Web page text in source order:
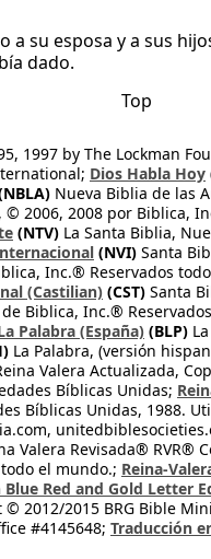
su esposa y a sus
dado.
Top
1997 by The Lockman
Dios Habla Hoy
Nueva Biblia de las
© 2006, 2008 por Biblica,
(NTV) La Santa Biblia,
(NVI) Santa
Inc.® Reservados
(Castilian) (CST) Santa
Biblica, Inc.®
Palabra (España) (BLP)
La Palabra, (versión
Valera Actualizada,
Bíblicas Unidas;
Bíblicas Unidas, 1988.
Valera Revisada®
el mundo.; Reina-
Blue Red and Gold Letter
2012/2015 BRG Bible
#4145648; Traducción